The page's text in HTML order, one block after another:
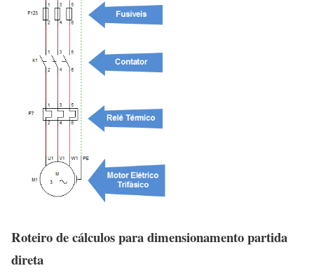
Roteiro de cálculos para dimensionamento partida
direta